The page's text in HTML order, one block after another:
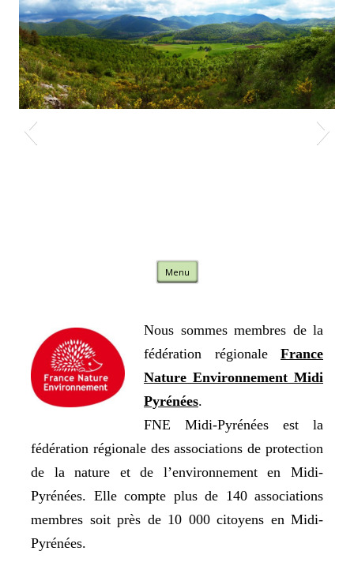
Nature Comminges
Menu Skip to content
Nous sommes membres de la
fédération régionale France
Nature Environnement Midi
Pyrénées.
FNE Midi-Pyrénées est la
fédération régionale des associations de protection
de la nature et de l’environnement en Midi-
Pyrénées. Elle compte plus de 140 associations
membres soit près de 10 000 citoyens en Midi-
Pyrénées.